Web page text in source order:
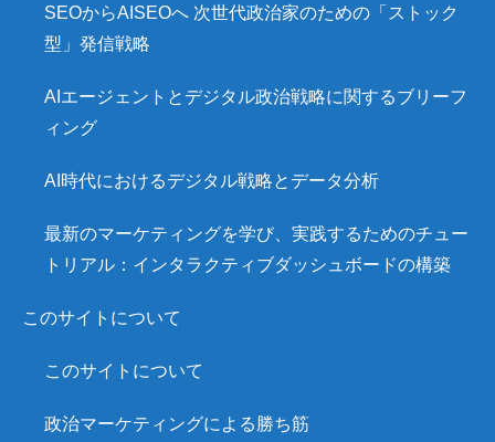
SEOからAISEOへ 次世代政治家のための「ストック
型」発信戦略
AIエージェントとデジタル政治戦略に関するブリーフ
ィング
AI時代におけるデジタル戦略とデータ分析
最新のマーケティングを学び、実践するためのチュー
トリアル：インタラクティブダッシュボードの構築
このサイトについて
このサイトについて
政治マーケティングによる勝ち筋